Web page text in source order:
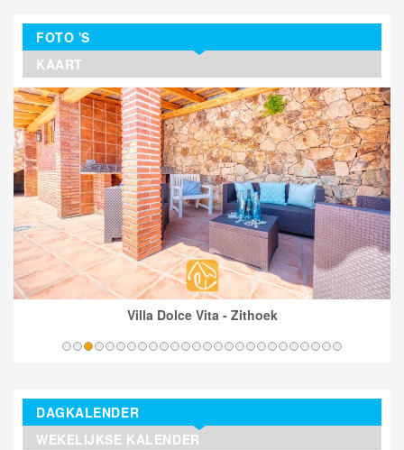
FOTO 'S
KAART
Villa Dolce Vita - Zithoek
DAGKALENDER
WEKELIJKSE KALENDER